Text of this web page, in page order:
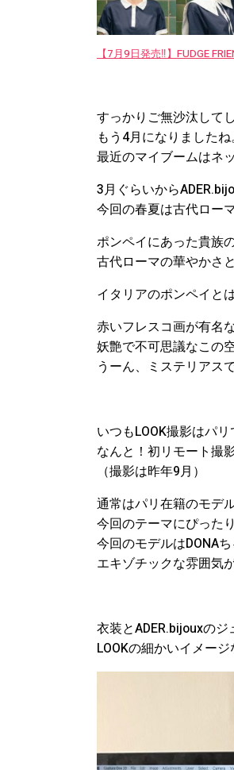
【7月9日発売‼︎】FUDGE
すっかりご無沙汰して
もう4月になりました
最近のマイブームはネ
3月ぐらいから
今回の春夏は古代ロー
ポンペイにあった貴族
古代ローマの華やかさ
イタリアのポンペイと
赤いフレスコ画が有名
妖艶で不可思議なこの
うーん、ミステリアスで
いつもLOOK撮影はパ
なんと！初リモート撮
（撮影は昨年9月）
通常はパリ在籍のモデ
今回のテーマにぴった
今回のモデルはDONAち
エキゾチックな雰囲気
衣装とADER.bijouxのジ
LOOKの細かいイメー